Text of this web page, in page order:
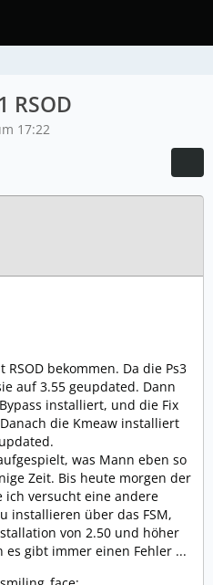
RSOD
17:22
bekommen. Da die Ps3
auf 3.55 geupdated. Dann
installiert, und die Fix
die Kmeaw installiert
was Mann eben so
Zeit. Bis heute morgen der
ich versucht eine andere
installieren über das FSM,
von 2.50 und höher
gibt immer einen Fehler ...